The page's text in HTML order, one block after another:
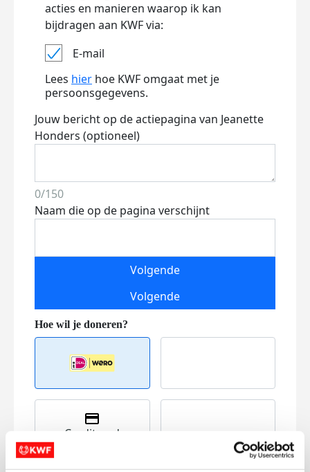
acties en manieren waarop ik kan
bijdragen aan KWF via:
E-mail
Lees hier hoe KWF omgaat met je
persoonsgegevens.
Jouw bericht op de actiepagina van Jeanette
Honders (optioneel)
0/150
Naam die op de pagina verschijnt
Volgende
Volgende
Creditcard
Referentie